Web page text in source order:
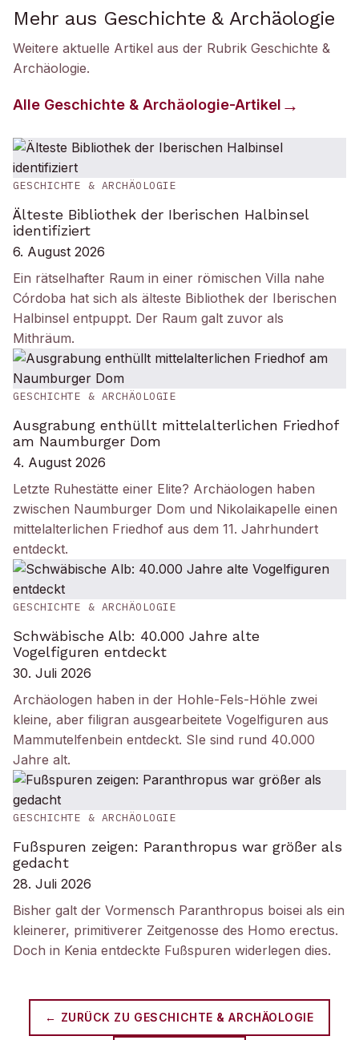
Mehr aus Geschichte & Archäologie
Weitere aktuelle Artikel aus der Rubrik Geschichte &
Archäologie.
Alle Geschichte & Archäologie-Artikel
GESCHICHTE & ARCHÄOLOGIE
Älteste Bibliothek der Iberischen Halbinsel
identifiziert
6. August 2026
Ein rätselhafter Raum in einer römischen Villa nahe
Córdoba hat sich als älteste Bibliothek der Iberischen
Halbinsel entpuppt. Der Raum galt zuvor als
Mithräum.
GESCHICHTE & ARCHÄOLOGIE
Ausgrabung enthüllt mittelalterlichen Friedhof
am Naumburger Dom
4. August 2026
Letzte Ruhestätte einer Elite? Archäologen haben
zwischen Naumburger Dom und Nikolaikapelle einen
mittelalterlichen Friedhof aus dem 11. Jahrhundert
entdeckt.
GESCHICHTE & ARCHÄOLOGIE
Schwäbische Alb: 40.000 Jahre alte
Vogelfiguren entdeckt
30. Juli 2026
Archäologen haben in der Hohle-Fels-Höhle zwei
kleine, aber filigran ausgearbeitete Vogelfiguren aus
Mammutelfenbein entdeckt. SIe sind rund 40.000
Jahre alt.
GESCHICHTE & ARCHÄOLOGIE
Fußspuren zeigen: Paranthropus war größer als
gedacht
28. Juli 2026
Bisher galt der Vormensch Paranthropus boisei als ein
kleinerer, primitiverer Zeitgenosse des Homo erectus.
Doch in Kenia entdeckte Fußspuren widerlegen dies.
← ZURÜCK ZU GESCHICHTE & ARCHÄOLOGIE